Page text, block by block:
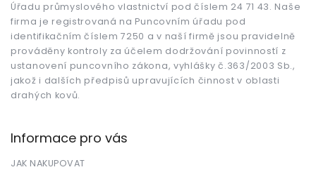
Úřadu průmyslového vlastnictví pod číslem 24 71 43. Naše
firma je registrovaná na Puncovním úřadu pod
identifikačním číslem 7250 a v naší firmě jsou pravidelně
prováděny kontroly za účelem dodržování povinností z
ustanovení puncovního zákona, vyhlášky č.363/2003 Sb.,
jakož i dalších předpisů upravujících činnost v oblasti
drahých kovů.
Informace pro vás
JAK NAKUPOVAT